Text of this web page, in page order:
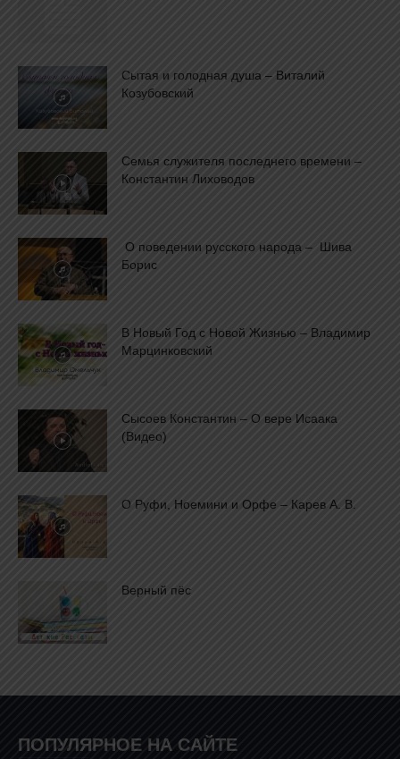
Сытая и голодная душа – Виталий
Козубовский
Семья служителя последнего времени –
Константин Лиховодов
О поведении русского народа – Шива
Борис
В Новый Год с Новой Жизнью – Владимир
Марцинковский
Сысоев Константин – О вере Исаака
(Видео)
О Руфи, Ноемини и Орфе – Карев А. В.
Верный пёс
ПОПУЛЯРНОЕ НА САЙТЕ